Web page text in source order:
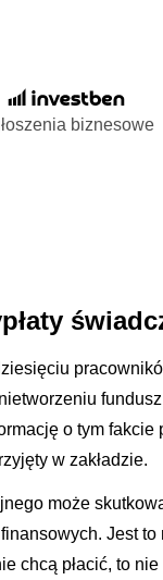
biznesowe
o tym
w zakładzie.
może
Jest
chcą płacić, to